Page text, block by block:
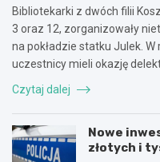
Bibliotekarki z dwóch filii
3 oraz 12, zorganizowały
na pokładzie statku Julek.
uczestnicy mieli okazję
Czytaj dalej
Nowe
złotych i